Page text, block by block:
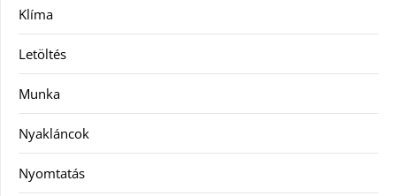
Klíma
Letöltés
Munka
Nyakláncok
Nyomtatás